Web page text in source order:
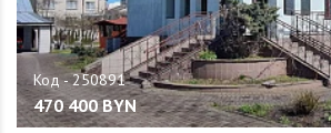
470 400 BYN